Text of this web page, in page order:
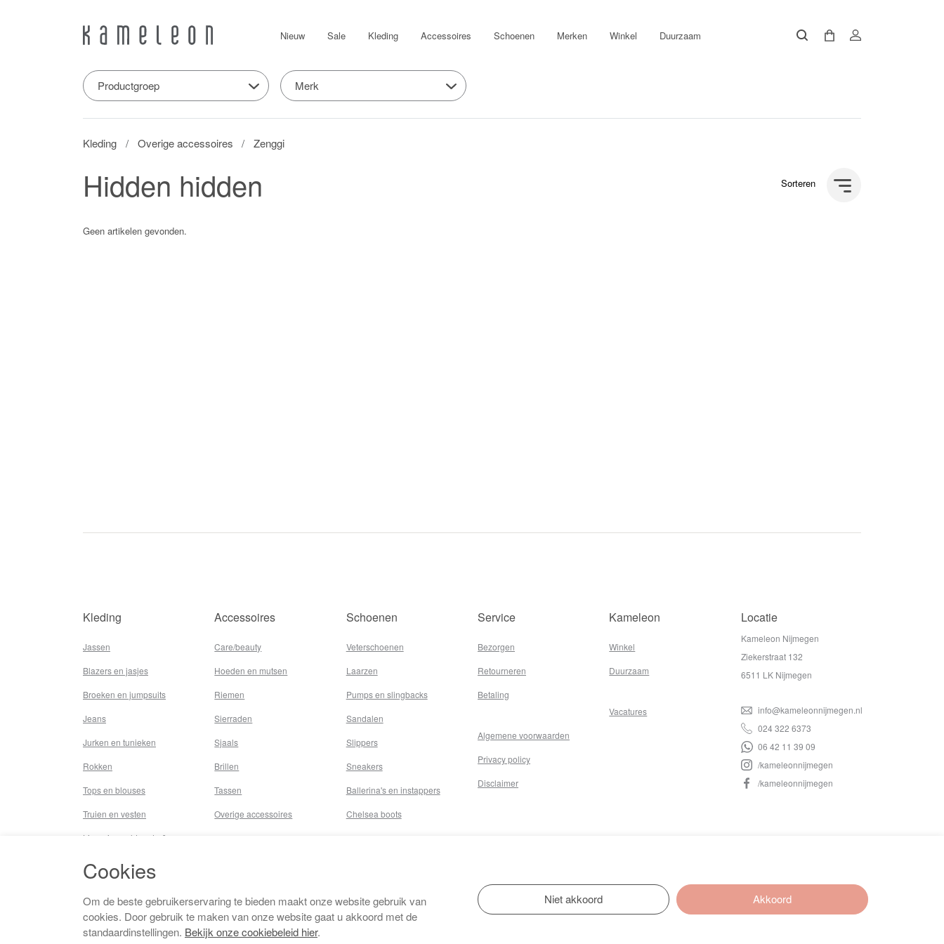
Nieuw Sale Kleding Accessoires Schoenen Merken Winkel Duurzaam
Productgroep Merk
Kleding Overige accessoires Zenggi
Hidden hidden Sorteren
Geen artikelen gevonden.
Kleding
Jassen
Blazers en jasjes
Broeken en jumpsuits
Jeans
Jurken en tunieken
Rokken
Tops en blouses
Truien en vesten
Lingerie,nachtmode &
Badkleding
Beenmode
Vermaakkosten
Accessoires
Care/beauty
Hoeden en mutsen
Riemen
Sierraden
Sjaals
Brillen
Tassen
Overige accessoires
Schoenen
Veterschoenen
Laarzen
Pumps en slingbacks
Sandalen
Slippers
Sneakers
Ballerina's en instappers
Chelsea boots
Service
Bezorgen
Retourneren
Betaling
Algemene voorwaarden
Privacy policy
Disclaimer
Kameleon
Winkel
Duurzaam
Vacatures
Locatie
Kameleon Nijmegen
Ziekerstraat 132
6511 LK Nijmegen
info@kameleonnijmegen.nl
024 322 6373
06 42 11 39 09
/kameleonnijmegen
/kameleonnijmegen
Cookies
Om de beste gebruikerservaring te bieden maakt onze website gebruik van
cookies. Door gebruik te maken van onze website gaat u akkoord met de
standaardinstellingen. Bekijk onze cookiebeleid hier.